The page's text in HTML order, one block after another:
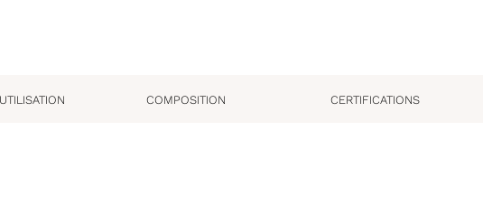
COMPOSITION CERTIFICATIONS